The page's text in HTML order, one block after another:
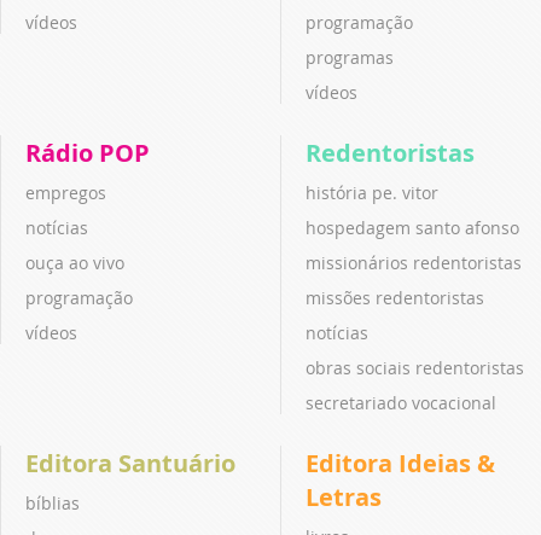
vídeos
programação
programas
vídeos
Rádio POP
empregos
notícias
ouça ao vivo
programação
vídeos
Redentoristas
história pe. vitor
hospedagem santo afonso
missionários redentoristas
missões redentoristas
notícias
obras sociais redentoristas
secretariado vocacional
Editora Santuário
bíblias
Editora Ideias &
Letras